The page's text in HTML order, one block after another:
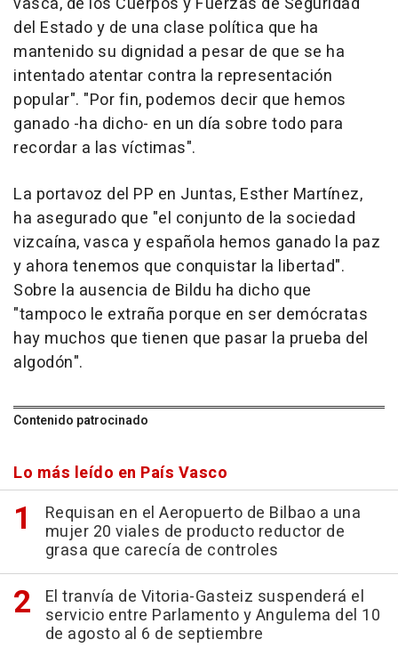
del Estado y de una clase política que ha
mantenido su dignidad a pesar de que se ha
intentado atentar contra la representación
popular". "Por fin, podemos decir que hemos
ganado -ha dicho- en un día sobre todo para
recordar a las víctimas".
La portavoz del PP en Juntas, Esther Martínez,
ha asegurado que "el conjunto de la sociedad
vizcaína, vasca y española hemos ganado la paz
y ahora tenemos que conquistar la libertad".
Sobre la ausencia de Bildu ha dicho que
"tampoco le extraña porque en ser demócratas
hay muchos que tienen que pasar la prueba del
algodón".
Contenido patrocinado
Lo más leído en País Vasco
Requisan en el Aeropuerto de Bilbao a una
mujer 20 viales de producto reductor de
grasa que carecía de controles
El tranvía de Vitoria-Gasteiz suspenderá el
servicio entre Parlamento y Angulema del 10
de agosto al 6 de septiembre